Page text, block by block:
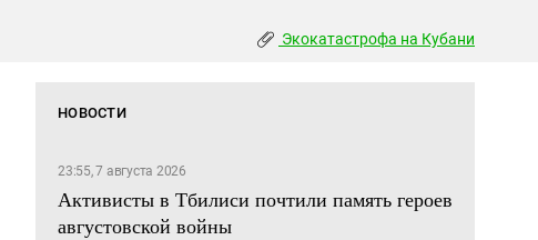
Экокатастрофа на Кубани
НОВОСТИ
23:55, 7 августа 2026
Активисты в Тбилиси почтили память героев
августовской войны